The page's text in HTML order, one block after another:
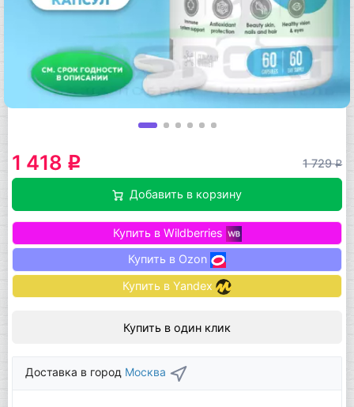
1 418 q 1 729q
Добавить в корзину
Купить в Wildberries
Купить в Ozon
Купить в Yandex
Купить в один клик
Доставка в город Москва